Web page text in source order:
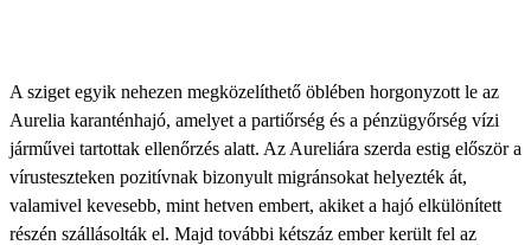
A sziget egyik nehezen megközelíthető öblében horgonyzott le az
Aurelia karanténhajó, amelyet a partiőrség és a pénzügyőrség vízi
járművei tartottak ellenőrzés alatt. Az Aureliára szerda estig először a
vírusteszteken pozitívnak bizonyult migránsokat helyezték át,
valamivel kevesebb, mint hetven embert, akiket a hajó elkülönített
részén szállásolták el. Majd további kétszáz ember került fel az